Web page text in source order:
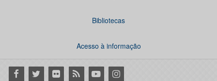
Bibliotecas
Acesso à informação
Facebook
Twitter Flickr RSS YoutubeInstagram